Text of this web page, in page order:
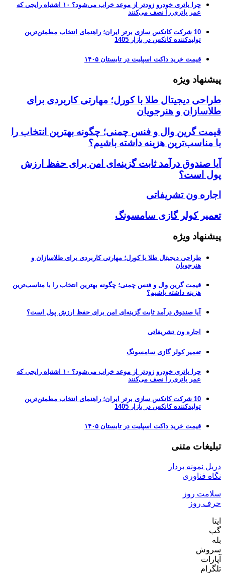
چرا باتری خودرو زودتر از موعد خراب می‌شود؟ ۱۰ اشتباه رایجی که
عمر باتری را نصف می‌کنند
10 شرکت کانکس سازی برتر ایران؛ راهنمای انتخاب مطمئن‌ترین
تولیدکننده کانکس در بازار 1405
قیمت خرید داکت اسپلیت در تابستان ۱۴۰۵
پیشنهاد ویژه
طراحی دیجیتال طلا با کورل؛ مهارتی کاربردی برای
طلاسازان و هنرجویان
قیمت گرین وال و فنس چمنی؛ چگونه بهترین انتخاب را
با مناسب‌ترین هزینه داشته باشیم؟
آیا صندوق درآمد ثابت گزینه‌ای امن برای حفظ ارزش
پول است؟
اجاره ون تشریفاتی
تعمیر کولر گازی سامسونگ
پیشنهاد ویژه
طراحی دیجیتال طلا با کورل؛ مهارتی کاربردی برای طلاسازان و
هنرجویان
قیمت گرین وال و فنس چمنی؛ چگونه بهترین انتخاب را با مناسب‌ترین
هزینه داشته باشیم؟
آیا صندوق درآمد ثابت گزینه‌ای امن برای حفظ ارزش پول است؟
اجاره ون تشریفاتی
تعمیر کولر گازی سامسونگ
چرا باتری خودرو زودتر از موعد خراب می‌شود؟ ۱۰ اشتباه رایجی که
عمر باتری را نصف می‌کنند
10 شرکت کانکس سازی برتر ایران؛ راهنمای انتخاب مطمئن‌ترین
تولیدکننده کانکس در بازار 1405
قیمت خرید داکت اسپلیت در تابستان ۱۴۰۵
تبلیغات متنی
دریل نمونه بردار
نگاه فناوری
سلامت روز
حرف روز
ایتا
گپ
بله
سروش
آپارات
تلگرام